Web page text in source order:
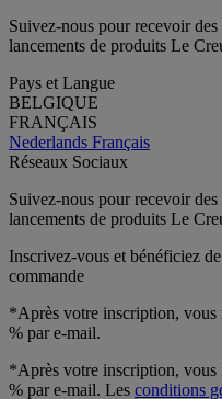
Suivez-nous pour recevoir des
lancements de produits Le
Pays et Langue
BELGIQUE
FRANÇAIS
Nederlands Français
Réseaux Sociaux
Suivez-nous pour recevoir des
lancements de produits Le
Inscrivez-vous et bénéficiez
commande
*Après votre inscription, vous
% par e-mail.
*Après votre inscription, vous
% par e-mail. Les conditions